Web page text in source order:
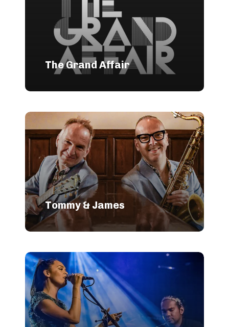
The Grand Affair
Tommy & James